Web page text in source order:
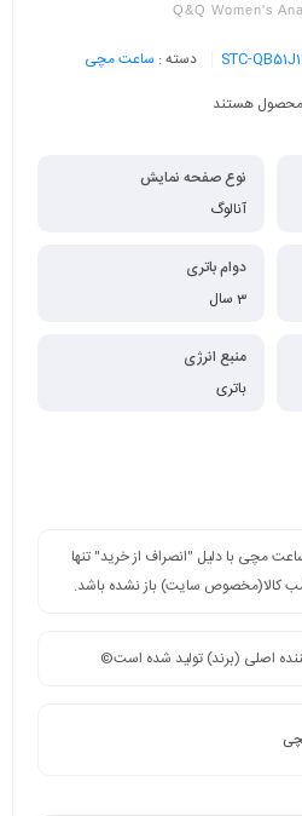
Q&Q Women's
STC- دسته : ساعت مچی
محصول هستند
نوع صفحه نمایش
آنالوگ
دوام باتری
3 سال
منبع انرژی
باتری
مچی با دلیل "انصراف از خرید" تنها
کالا(مخصوص سایت) باز نشده باشد.
اصلی (برند) تولید شده است©️